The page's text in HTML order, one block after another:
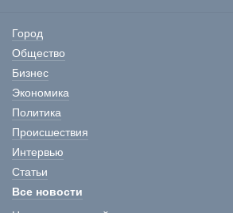
Город
Общество
Бизнес
Экономика
Политика
Происшествия
Интервью
Статьи
Все новости